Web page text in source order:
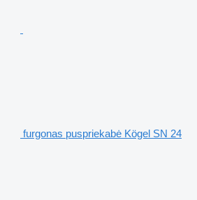
furgonas puspriekabė Kögel SN 24